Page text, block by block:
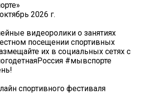
2026 г.
видеоролики о занятиях
посещении спортивных
их в социальных сетях с
#мывспорте
спортивного фестиваля